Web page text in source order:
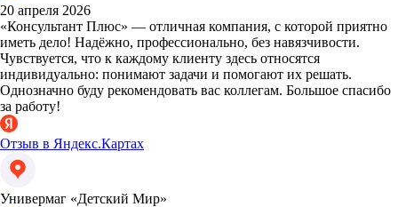
20 апреля 2026
«Консультант Плюс» — отличная компания, с которой приятно
иметь дело! Надёжно, профессионально, без навязчивости.
Чувствуется, что к каждому клиенту здесь относятся
индивидуально: понимают задачи и помогают их решать.
Однозначно буду рекомендовать вас коллегам. Большое спасибо
за работу!
Отзыв в Яндекс.Картах
Универмаг «Детский Мир»